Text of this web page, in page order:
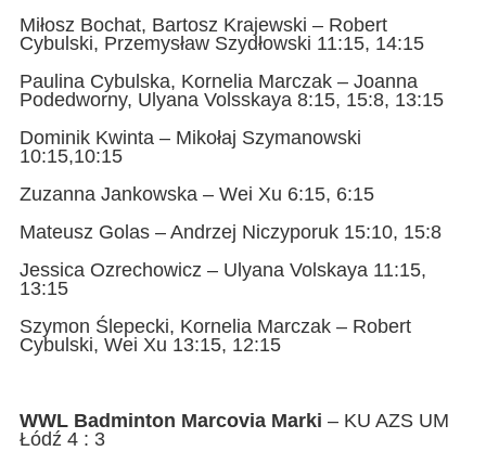
Miłosz Bochat, Bartosz Krajewski – Robert
Cybulski, Przemysław Szydłowski 11:15, 14:15
Paulina Cybulska, Kornelia Marczak – Joanna
Podedworny, Ulyana Volsskaya 8:15, 15:8, 13:15
Dominik Kwinta – Mikołaj Szymanowski
10:15,10:15
Zuzanna Jankowska – Wei Xu 6:15, 6:15
Mateusz Golas – Andrzej Niczyporuk 15:10, 15:8
Jessica Ozrechowicz – Ulyana Volskaya 11:15,
13:15
Szymon Ślepecki, Kornelia Marczak – Robert
Cybulski, Wei Xu 13:15, 12:15
WWL Badminton Marcovia Marki – KU AZS UM
Łódź 4 : 3